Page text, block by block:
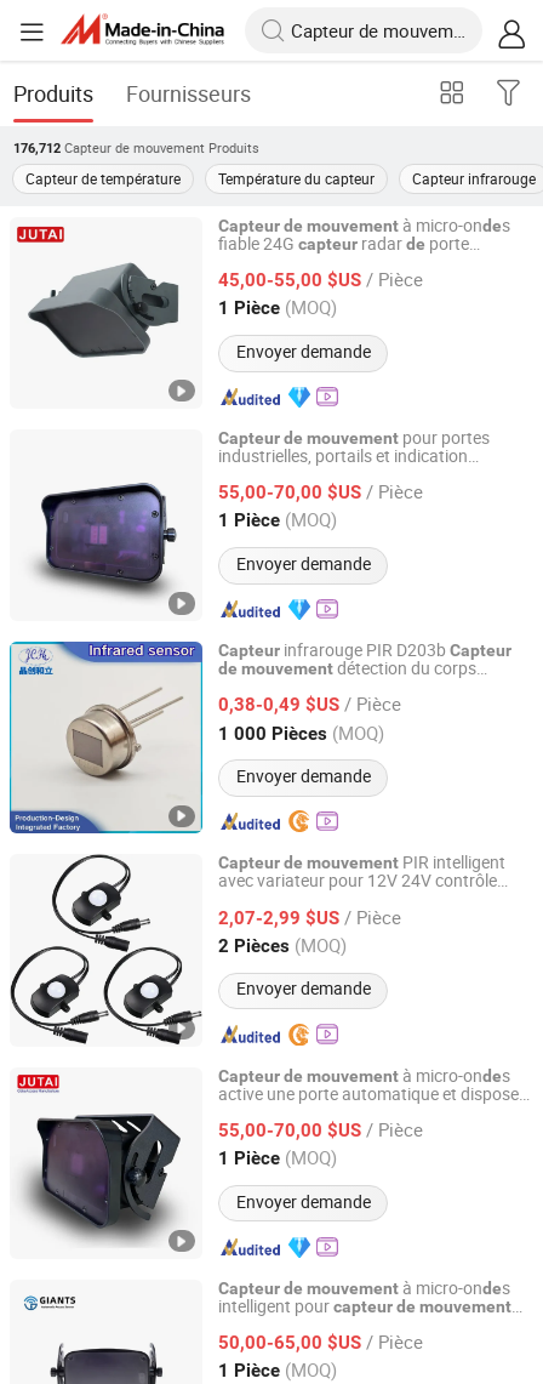
Produits Fournisseurs
176,712 Capteur de mouvement Produits
Capteur de température Température du capteur Capteur infrarouge
Capteurde mouvement à micro-ondes
fiable 24G capteur radarde porte
45,00-55,00 $US / Pièce
1 Pièce (MOQ)
Envoyer demande
Shenzhen Jutai Comm Co., Ltd.
Guangdong, China Depuis 2021
Capteurde mouvement pour portes
industrielles, portails et indication
55,00-70,00 $US / Pièce
1 Pièce (MOQ)
Envoyer demande
Shenzhen Jutai Comm Co., Ltd.
Guangdong, China Depuis 2021
Capteur infrarouge PIR D203b Capteur
de mouvementdétection du corps
élément à double cristal
0,38-0,49 $US / Pièce
1 000 Pièces (MOQ)
Envoyer demande
Shenzhen Jchl Technology Co., Ltd.
Guangdong, China Depuis 2026
Capteurde mouvement PIR intelligent
avec variateur pour 12V 24V contrôle
2,07-2,99 $US / Pièce
2 Pièces (MOQ)
Envoyer demande
Shenzhen Tuodi Electronics Co., Ltd
Guangdong, China Depuis 2024
Capteurde mouvement à micro-ondes
active une porte automatique et dispose
55,00-70,00 $US / Pièce
1 Pièce (MOQ)
Envoyer demande
Shenzhen Jutai Comm Co., Ltd.
Guangdong, China Depuis 2021
Capteurde mouvement à micro-ondes
intelligent pourcapteurde mouvement
garage
50,00-65,00 $US / Pièce
1 Pièce (MOQ)
Shenzhen Giants Sensor Technology Co., Ltd.
Guangdong, China Depuis 2023